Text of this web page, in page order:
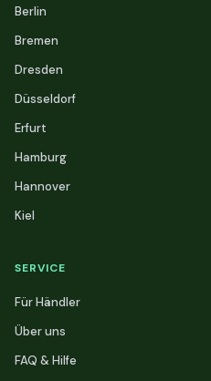
Berlin
Bremen
Dresden
Düsseldorf
Erfurt
Hamburg
Hannover
Kiel
SERVICE
Für Händler
Über uns
FAQ & Hilfe